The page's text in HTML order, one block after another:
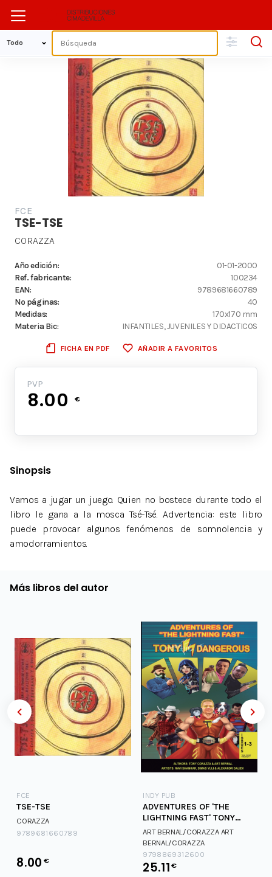
FCE
TSE-TSE
CORAZZA
Año edición:
01-01-2000
Ref. fabricante:
100234
EAN:
9789681660789
Nº páginas:
40
Medidas:
170x170 mm
Materia Bic:
INFANTILES, JUVENILES Y DIDACTICOS
FICHA EN PDF AÑADIR A FAVORITOS
PVP
8.00 €
Sinopsis
Vamos a jugar un juego. Quien no bostece durante todo el
libro le gana a la mosca Tsé-Tsé. Advertencia: este libro
puede provocar algunos fenómenos de somnolencia y
amodorramientos.
Más libros del autor
FCE
TSE-TSE
CORAZZA
9789681660789
8.00 €
INDY PUB
ADVENTURES OF 'THE
LIGHTNING FAST' TONY
DANGEROUS
ART BERNAL/CORAZZA ART
BERNAL/CORAZZA
9798869312600
25.11€